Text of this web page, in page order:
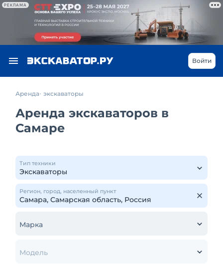
РЕКЛАМА
Войти
Аренда экскаваторы
Аренда экскаваторов в
Самаре
Тип техники
Регион, город, населенный пункт
Марка
Модель